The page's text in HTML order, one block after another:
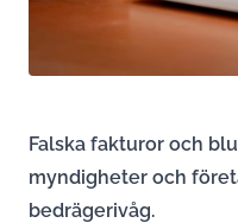
Falska fakturor och
myndigheter och
bedrägerivåg.